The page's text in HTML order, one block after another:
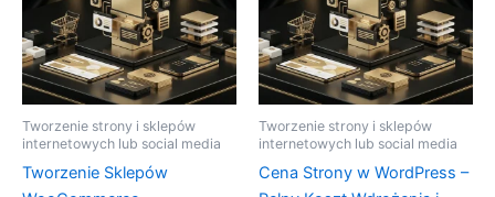
Tworzenie strony i sklepów
internetowych lub social media
Tworzenie Sklepów
Tworzenie strony i sklepów
internetowych lub social media
Cena Strony w WordPress –